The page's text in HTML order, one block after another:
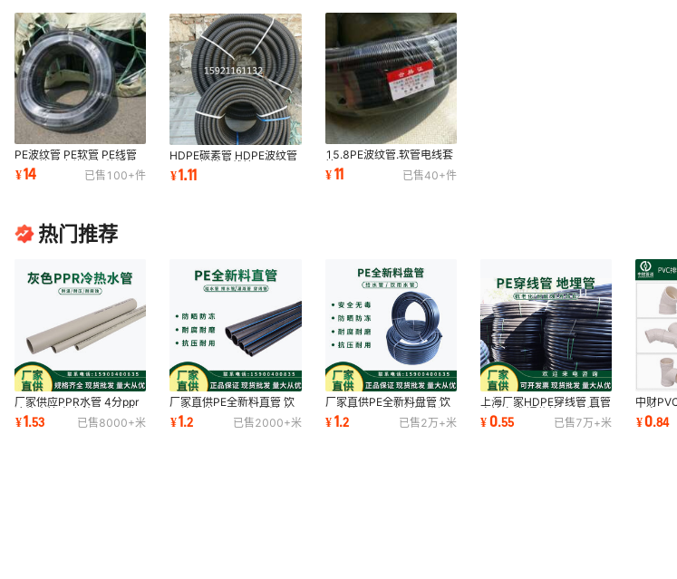
PE波纹管 PE软管 PE线管
PE套管蛇皮软管各种规格
¥14 已售 100+件
HDPE碳素管 HDPE波纹管
HDPE埋地穿线管
¥1.11
15.8PE波纹管.软管电线套
管
¥11 已售40+件
热门推荐
厂家供应PPR水管 4分ppr
冷热水管 灰色饮用水用管
给水管批发
¥1.53 已售8000+米
厂家直供PE全新料直管 饮
用给水管 100%全新料 临
时用水 盘管
¥1.2 已售2000+米
厂家直供PE全新料盘管 饮
用水管 100%全新料 灌溉
管 直管 20-315
¥1.2 已售2万+米
上海厂家HDPE穿线管 直管
盘管穿线 通信管 pe穿线管
160-110-75
¥0.55 已售7万+米
中财
直弯，
S型存水
¥0.84